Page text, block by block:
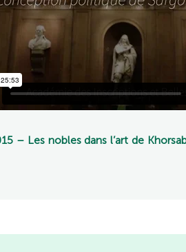
– Les nobles dans l’art de